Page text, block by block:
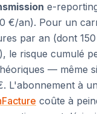
e-
€/an). Pour un
par an (dont
le risque cumulé
— même
L'abonnement à
coûte à